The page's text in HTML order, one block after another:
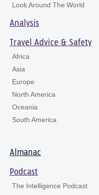
Look Around The World
Analysis
Travel Advice & Safety
Africa
Asia
Europe
North America
Oceania
South America
Almanac
Podcast
The Intelligence Podcast